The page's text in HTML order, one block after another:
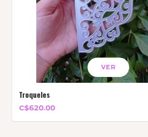
VER
Troqueles
C$620.00